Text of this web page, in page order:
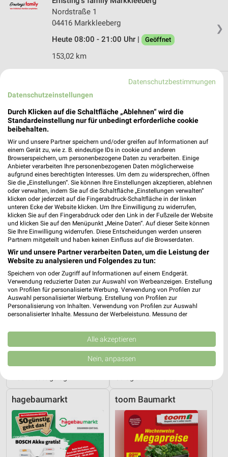
❯
Nordstraße 1
04416 Markkleeberg
Heute 08:00 - 21:00 Uhr |
Geöffnet
153,02 km
Spielwaren Filialen in Doberschütz
Hier findest Du aktuelle Filialen und Öffnungszeiten von z.B.
Ernsting's family, rund um das Thema Spielwaren in der Nähe
von Doberschütz.
Aktuelle Prospekte für Doberschütz und
Umgebung
18 Prospekte
Lidl
7,7 km
Angebote ab 03.08.
Lidl
Angebote ab 10.08.
hagebaumarkt toom Baumarkt
Datenschutzbestimmungen
Datenschutzeinstellungen
Durch Klicken auf die Schaltfläche „Ablehnen“ wird die
Standardeinstellung nur für unbedingt erforderliche cookie
beibehalten.
Wir und unsere Partner speichern und/oder greifen auf Informationen auf
einem Gerät zu, wie z. B. eindeutige IDs in cookie und anderen
Browserspeichern, um personenbezogene Daten zu verarbeiten. Einige
Anbieter verarbeiten Ihre personenbezogenen Daten möglicherweise
aufgrund eines berechtigten Interesses. Um dem zu widersprechen, öffnen
Sie die „Einstellungen“. Sie können Ihre Einstellungen akzeptieren, ablehnen
oder verwalten, indem Sie auf die Schaltfläche „Einstellungen verwalten“
klicken oder jederzeit auf die Fingerabdruck-Schaltfläche in der linken
unteren Ecke der Website klicken. Um Ihre Einwilligung zu widerrufen,
klicken Sie auf den Fingerabdruck oder den Link in der Fußzeile der Website
und klicken Sie auf den Menüpunkt „Meine Daten“. Auf dieser Seite können
Sie Ihre Einwilligung widerrufen. Diese Entscheidungen werden unseren
Partnern mitgeteilt und haben keinen Einfluss auf die Browserdaten.
Wir und unsere Partner verarbeiten Daten, um die Leistung der
Website zu analysieren und Folgendes zu tun:
Speichern von oder Zugriff auf Informationen auf einem Endgerät.
Verwendung reduzierter Daten zur Auswahl von Werbeanzeigen. Erstellung
von Profilen für personalisierte Werbung. Verwendung von Profilen zur
Auswahl personalisierter Werbung. Erstellung von Profilen zur
Personalisierung von Inhalten. Verwendung von Profilen zur Auswahl
personalisierter Inhalte. Messung der Werbeleistung. Messung der
Kombinationen von Daten aus verschiedenen Quellen. Entwicklung und
Verbesserung der Angebote. Verwendung reduzierter Daten zur Auswahl
von Inhalten.
Daten können außerhalb der Europäischen Union weitergegeben und in die
USA gesendet werden.
Website/App.
Partnerliste anzeigen (1 IAB-Anbieter)
Wir nutzen Ihre Daten für folgende Zwecke:
IAB-Verarbeitungszwecke:
Speichern von oder Zugriff auf Informationen
auf einem Endgerät
Alle akzeptieren
Nein, anpassen